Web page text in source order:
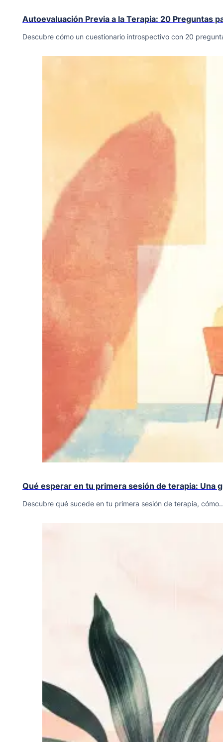
Autoevaluación Previa a la Terapia: 20 Preguntas
Descubre cómo un cuestionario introspectivo con 20
Qué esperar en tu primera sesión de terapia: Una
Descubre qué sucede en tu primera sesión de terapia,